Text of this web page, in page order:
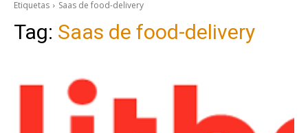
Etiquetas Saas de food-delivery
Tag: Saas de food-delivery